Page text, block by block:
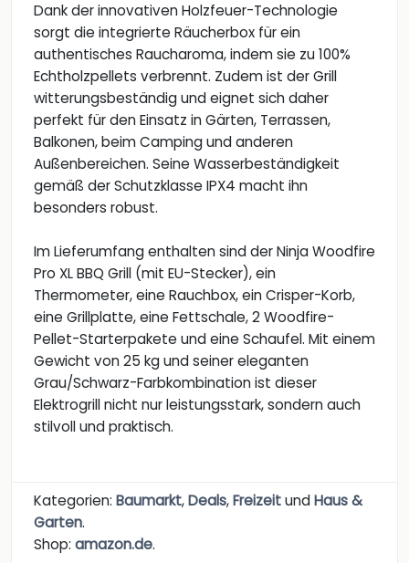
Dank der innovativen Holzfeuer-Technologie
sorgt die integrierte Räucherbox für ein
authentisches Raucharoma, indem sie zu 100%
Echtholzpellets verbrennt. Zudem ist der Grill
witterungsbeständig und eignet sich daher
perfekt für den Einsatz in Gärten, Terrassen,
Balkonen, beim Camping und anderen
Außenbereichen. Seine Wasserbeständigkeit
gemäß der Schutzklasse IPX4 macht ihn
besonders robust.
Im Lieferumfang enthalten sind der Ninja Woodfire
Pro XL BBQ Grill (mit EU-Stecker), ein
Thermometer, eine Rauchbox, ein Crisper-Korb,
eine Grillplatte, eine Fettschale, 2 Woodfire-
Pellet-Starterpakete und eine Schaufel. Mit einem
Gewicht von 25 kg und seiner eleganten
Grau/Schwarz-Farbkombination ist dieser
Elektrogrill nicht nur leistungsstark, sondern auch
stilvoll und praktisch.
Kategorien: Baumarkt,Deals,FreizeitundHaus &
Garten.
Shop: amazon.de.